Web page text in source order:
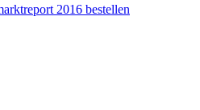
2016 bestellen